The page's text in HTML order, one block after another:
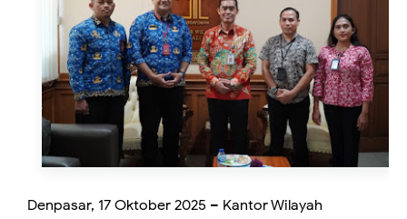
Denpasar, 17 Oktober 2025 – Kantor Wilayah